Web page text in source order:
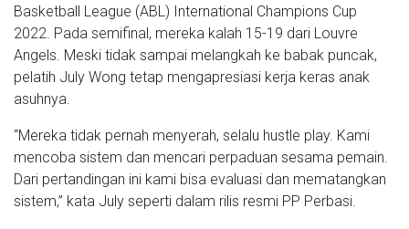
Basketball League (ABL) International Champions Cup
2022. Pada semifinal, mereka kalah 15-19 dari Louvre
Angels. Meski tidak sampai melangkah ke babak puncak,
pelatih July Wong tetap mengapresiasi kerja keras anak
asuhnya.
“Mereka tidak pernah menyerah, selalu hustle play. Kami
mencoba sistem dan mencari perpaduan sesama pemain.
Dari pertandingan ini kami bisa evaluasi dan mematangkan
sistem,” kata July seperti dalam rilis resmi PP Perbasi.